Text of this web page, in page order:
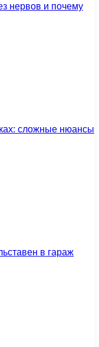
нервов и почему
сложные нюансы
в гараж